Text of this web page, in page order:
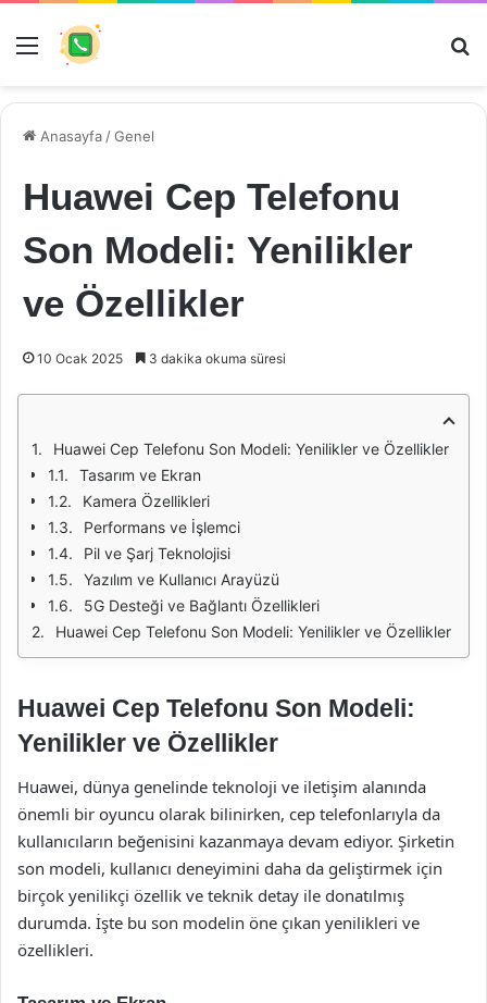
Menü
Anasayfa /Genel
Huawei Cep Telefonu
Son Modeli: Yenilikler
ve Özellikler
10 Ocak 2025 3 dakika okuma süresi
Huawei Cep Telefonu Son Modeli: Yenilikler ve Özellikler
Tasarım ve Ekran
Kamera Özellikleri
Performans ve İşlemci
Pil ve Şarj Teknolojisi
Yazılım ve Kullanıcı Arayüzü
5G Desteği ve Bağlantı Özellikleri
Huawei Cep Telefonu Son Modeli: Yenilikler ve Özellikler
Huawei Cep Telefonu Son Modeli:
Yenilikler ve Özellikler
Huawei, dünya genelinde teknoloji ve iletişim alanında
önemli bir oyuncu olarak bilinirken, cep telefonlarıyla da
kullanıcıların beğenisini kazanmaya devam ediyor. Şirketin
son modeli, kullanıcı deneyimini daha da geliştirmek için
birçok yenilikçi özellik ve teknik detay ile donatılmış
durumda. İşte bu son modelin öne çıkan yenilikleri ve
özellikleri.